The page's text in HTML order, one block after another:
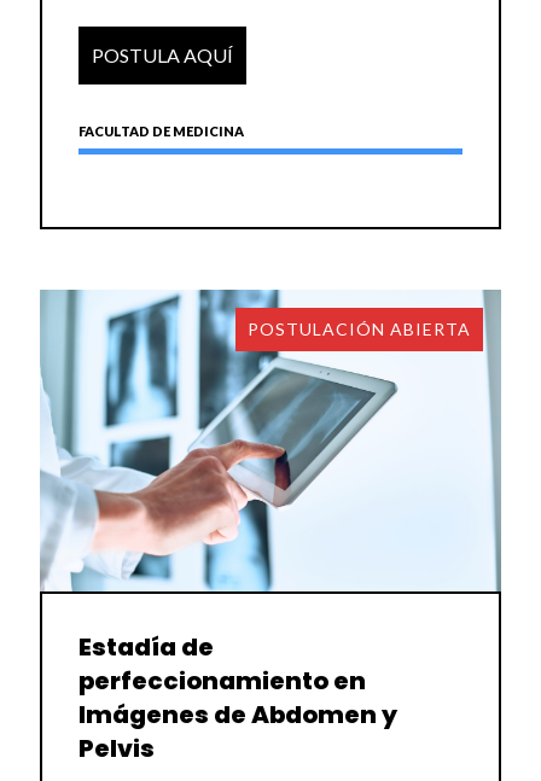
POSTULA AQUÍ
FACULTAD DE MEDICINA
POSTULACIÓN ABIERTA
Estadía de
perfeccionamiento en
Imágenes de Abdomen y
Pelvis